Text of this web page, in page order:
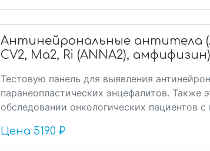
Антинейрональные антитела
CV2, Ма2, Ri (ANNA2), амфифизин)
Тестовую панель для выявления
паранеопластических энцефалитов.
обследовании онкологических пациентов
Цена 5190 ₽